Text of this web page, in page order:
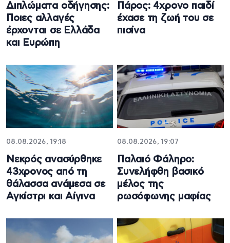
Διπλώματα οδήγησης:
Ποιες αλλαγές
έρχονται σε Ελλάδα
και Ευρώπη
Πάρος: 4χρονο παιδί
έχασε τη ζωή του σε
πισίνα
08.08.2026, 19:18
Νεκρός ανασύρθηκε
43χρονος από τη
θάλασσα ανάμεσα σε
Αγκίστρι και Αίγινα
08.08.2026, 19:07
Παλαιό Φάληρο:
Συνελήφθη βασικό
μέλος της
ρωσόφωνης μαφίας